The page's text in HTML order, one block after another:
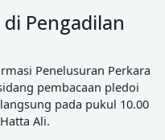
Pengadilan
Penelusuran Perkara
pembacaan pledoi
pada pukul 10.00
Ali.